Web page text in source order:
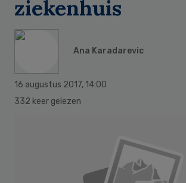
ziekenhuis
Ana Karadarevic
16 augustus 2017, 14:00
332 keer gelezen